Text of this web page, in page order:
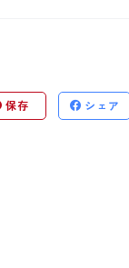
保存 シェア